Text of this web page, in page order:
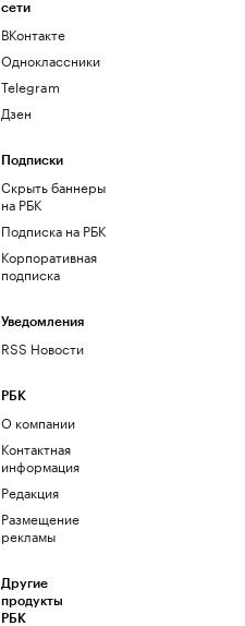
сети
ВКонтакте
Одноклассники
Telegram
Дзен
Подписки
Скрыть баннеры
на РБК
Подписка на РБК
Корпоративная
подписка
Уведомления
RSS Новости
РБК
О компании
Контактная
информация
Редакция
Размещение
рекламы
Другие
продукты
РБК